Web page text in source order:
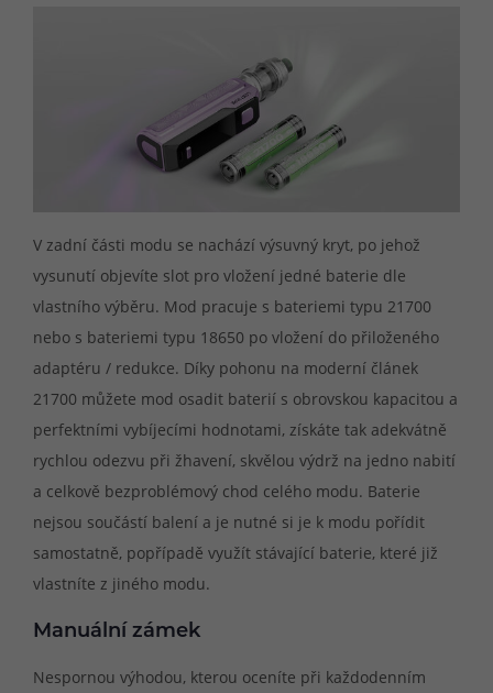
V zadní části modu se nachází výsuvný kryt, po jehož
vysunutí objevíte slot pro vložení jedné baterie dle
vlastního výběru. Mod pracuje s bateriemi typu 21700
nebo s bateriemi typu 18650 po vložení do přiloženého
adaptéru / redukce. Díky pohonu na moderní článek
21700 můžete mod osadit baterií s obrovskou kapacitou a
perfektními vybíjecími hodnotami, získáte tak adekvátně
rychlou odezvu při žhavení, skvělou výdrž na jedno nabití
a celkově bezproblémový chod celého modu. Baterie
nejsou součástí balení a je nutné si je k modu pořídit
samostatně, popřípadě využít stávající baterie, které již
vlastníte z jiného modu.
Manuální zámek
Nespornou výhodou, kterou oceníte při každodenním